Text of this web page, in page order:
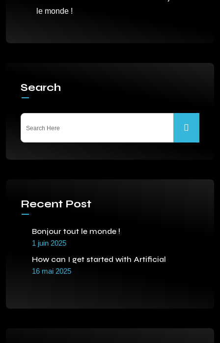
le monde !
Search
Recent Post
Bonjour tout le monde !
1 juin 2025
How can I get started with Artificial
16 mai 2025